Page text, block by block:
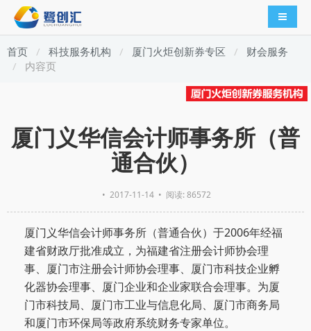
导航切
首页 科技服务机构 厦门火炬创新券专区
财会服务
内容页
厦门义华信会计师事务所（普
通合伙）
• 2017-11-14 • 阅读: 86572
厦门义华信会计师事务所（普通合伙）于2006年经福
建省财政厅批准成立，为福建省注册会计师协会理
事、厦门市注册会计师协会理事、厦门市科技企业孵
化器协会理事、厦门企业和企业家联合会理事。为厦
门市科技局、厦门市工业与信息化局、厦门市商务局
和厦门市环保局等政府系统财务专家单位。